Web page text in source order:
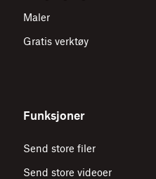
Maler
Gratis verktøy
Funksjoner
Send store filer
Send store videoer